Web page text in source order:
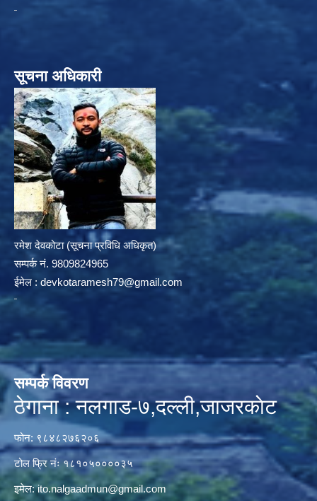
सूचना अधिकारी
रमेश देवकोटा (सूचना प्रविधि अधिकृत)
सम्पर्क न‌ं. 9809824965
ईमेल : devkotaramesh79@gmail.com
सम्पर्क विवरण
ठेगाना : नलगाड-७,दल्ली,जाजरकाेट
फोन: ९८४८२७६२०६
टोल फ्रि नंः १८१०५००००३५
इमेल:ito.nalgaadmun@gmail.com